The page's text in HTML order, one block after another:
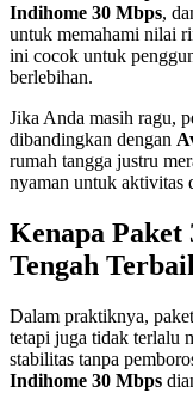
Indihome 30 Mbps,
untuk memahami nilai
ini cocok untuk
berlebihan.
Jika Anda masih ragu,
dibandingkan dengan
rumah tangga justru
nyaman untuk aktivitas
Kenapa
Tengah
Dalam praktiknya,
tetapi juga tidak terlalu
stabilitas tanpa
Indihome 30 Mbps